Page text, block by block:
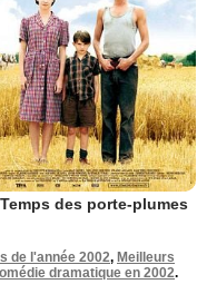
des porte-plumes
de l'année 2002, Meilleurs
dramatique en 2002.